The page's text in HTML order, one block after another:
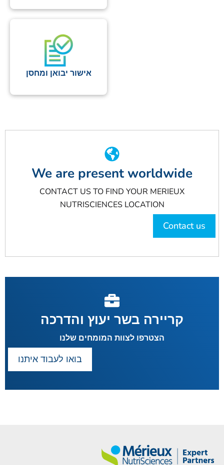
אישור יבואן ומחסן
Contact us
We are present worldwide
CONTACT US TO FIND YOUR MERIEUX
NUTRISCIENCES LOCATION
קריירה בשר יעוץ והדרכה
הצטרפו לצוות המומחים שלנו
בואו לעבוד איתנו